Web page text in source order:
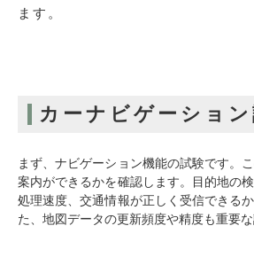
ます。
カーナビゲーション
まず、ナビゲーション機能の試験です。
案内ができるかを確認します。目的地の
処理速度、交通情報が正しく受信できる
た、地図データの更新頻度や精度も重要な